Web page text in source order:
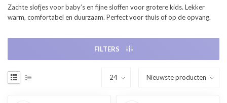
Zachte slofjes voor baby’s en fijne sloffen voor grotere kids. Lekker
warm, comfortabel en duurzaam. Perfect voor thuis of op de opvang.
FILTERS